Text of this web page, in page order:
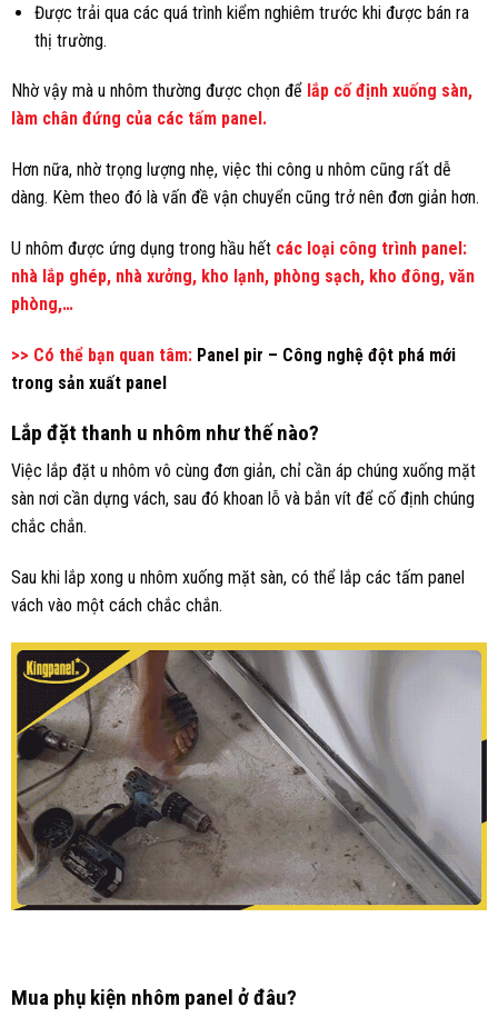
Được trải qua các quá trình kiểm nghiêm trước khi được bán ra
thị trường.
Nhờ vậy mà u nhôm thường được chọn để lắp cố định xuống sàn,
làm chân đứng của các tấm panel.
Hơn nữa, nhờ trọng lượng nhẹ, việc thi công u nhôm cũng rất dễ
dàng. Kèm theo đó là vấn đề vận chuyển cũng trở nên đơn giản hơn.
U nhôm được ứng dụng trong hầu hết các loại công trình panel:
nhà lắp ghép, nhà xưởng, kho lạnh, phòng sạch, kho đông, văn
phòng,…
>> Có thể bạn quan tâm: Panel pir – Công nghệ đột phá mới
trong sản xuất panel
Lắp đặt thanh u nhôm như thế nào?
Việc lắp đặt u nhôm vô cùng đơn giản, chỉ cần áp chúng xuống mặt
sàn nơi cần dựng vách, sau đó khoan lỗ và bắn vít để cố định chúng
chắc chắn.
Sau khi lắp xong u nhôm xuống mặt sàn, có thể lắp các tấm panel
vách vào một cách chắc chắn.
Mua phụ kiện nhôm panel ở đâu?